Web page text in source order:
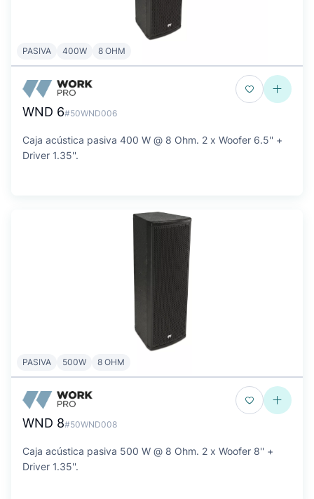
PASIVA 400W 8 OHM
WND 6#50WND006
Caja acústica pasiva 400 W @ 8 Ohm. 2 x Woofer 6.5'' +
Driver 1.35''.
PASIVA 500W 8 OHM
WND 8#50WND008
Caja acústica pasiva 500 W @ 8 Ohm. 2 x Woofer 8'' +
Driver 1.35''.